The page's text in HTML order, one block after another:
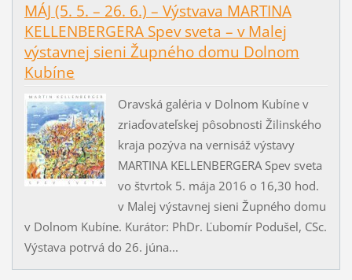
MÁJ (5. 5. – 26. 6.) – Výstvava MARTINA
KELLENBERGERA Spev sveta – v Malej
výstavnej sieni Župného domu Dolnom
Kubíne
Oravská galéria v Dolnom Kubíne v
zriaďovateľskej pôsobnosti Žilinského
kraja pozýva na vernisáž výstavy
MARTINA KELLENBERGERA Spev sveta
vo štvrtok 5. mája 2016 o 16,30 hod.
v Malej výstavnej sieni Župného domu
v Dolnom Kubíne. Kurátor: PhDr. Ľubomír Podušel, CSc.
Výstava potrvá do 26. júna...